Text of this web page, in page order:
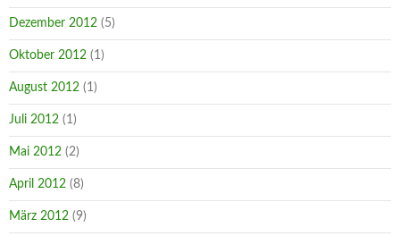
Dezember 2012 (5)
Oktober 2012 (1)
August 2012 (1)
Juli 2012 (1)
Mai 2012 (2)
April 2012 (8)
März 2012 (9)